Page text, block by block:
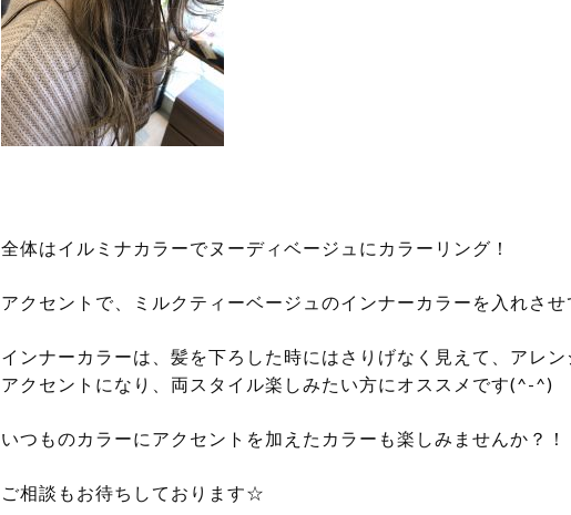
全体はイルミナカラーでヌーディベージュにカラーリング！
アクセントで、ミルクティーベージュのインナーカラーを入れさ
インナーカラーは、髪を下ろした時にはさりげなく見えて、アレ
アクセントになり、両スタイル楽しみたい方にオススメです(^-^)
いつものカラーにアクセントを加えたカラーも楽しみませんか？！
ご相談もお待ちしております☆